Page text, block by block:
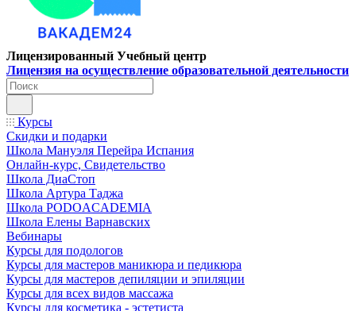
Лицензированный Учебный центр
Лицензия на осуществление образовательной деятельности
Курсы
Скидки и подарки
Школа Мануэля Перейра Испания
Онлайн-курс, Свидетельство
Школа ДиаСтоп
Школа Артура Таджа
Школа PODOACADEMIA
Школа Елены Варнавских
Вебинары
Курсы для подологов
Курсы для мастеров маникюра и педикюра
Курсы для мастеров депиляции и эпиляции
Курсы для всех видов массажа
Курсы для косметика - эстетиста